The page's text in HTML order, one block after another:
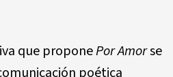
que proponePor Amorse
poética